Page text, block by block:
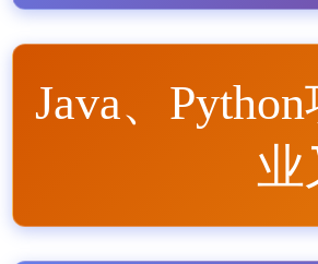
Java、
业